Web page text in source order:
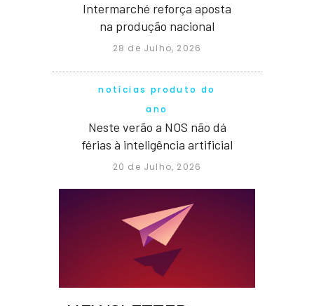
Intermarché reforça aposta
na produção nacional
28 de Julho, 2026
notícias produto do
ano
Neste verão a NOS não dá
férias à inteligência artificial
20 de Julho, 2026